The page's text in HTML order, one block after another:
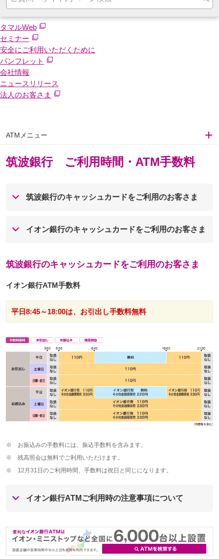
タマルWeb
セミナー
安全にご利用いただくために
パンフレット
会社情報
ニュースリリース
法人のお客さま
ATMメニュー
筑波銀行 ご利用時間・ATM手数料
筑波銀行のキャッシュカードをご利用のお客さま
イオン銀行のキャッシュカードをご利用のお客さま
筑波銀行のキャッシュカードをご利用のお客さま
イオン銀行ATM手数料
平日8:45～18:00は、お引出し手数料無料
※
お振込みの手数料には、振込手数料を含みます。
※
残高照会は無料でご利用いただけます。
※
12月31日のご利用時間、手数料は祝日と同じになります。
イオン銀行ATMご利用時の注意事項について